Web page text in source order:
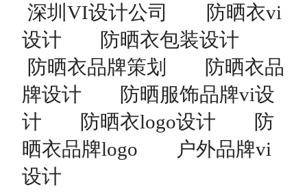
深圳VI设计公司
防晒衣vi
设计
防晒衣包装设计
防晒衣品牌策划
防晒衣品
牌设计
防晒服饰品牌vi设
计
防晒衣logo设计
防
晒衣品牌logo
户外品牌vi
设计